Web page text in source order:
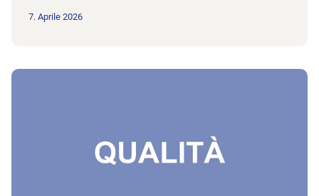
7. Aprile 2026
All’articolo Physioswiss lancia un programma nazionale per